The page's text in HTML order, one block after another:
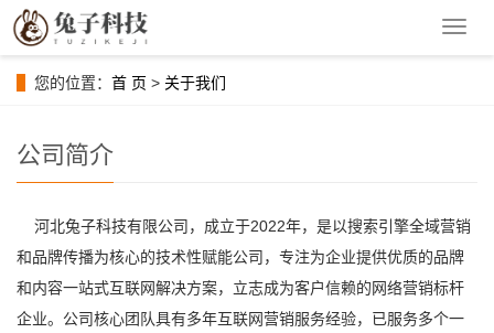
导
您的位置： 首 页 > 关于我们
公司简介
河北兔子科技有限公司，成立于2022年，是以搜索引擎全域营销
和品牌传播为核心的技术性赋能公司，专注为企业提供优质的品牌
和内容一站式互联网解决方案，立志成为客户信赖的网络营销标杆
企业。公司核心团队具有多年互联网营销服务经验，已服务多个一